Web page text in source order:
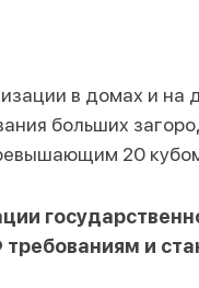
в домах и на
больших
20
и